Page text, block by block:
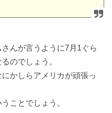
んが言うように7月1ぐら
のでしょう。
かしらアメリカが頑張っ
ことでしょう。